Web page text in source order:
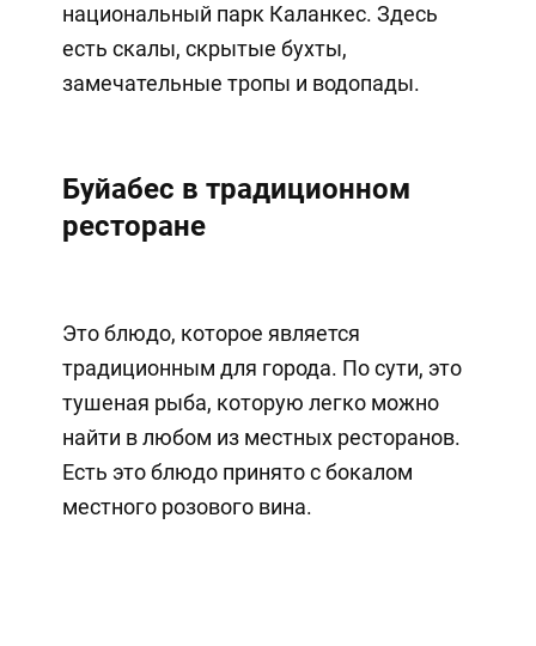
национальный парк Каланкес. Здесь
есть скалы, скрытые бухты,
замечательные тропы и водопады.
Буйабес в традиционном
ресторане
Это блюдо, которое является
традиционным для города. По сути, это
тушеная рыба, которую легко можно
найти в любом из местных ресторанов.
Есть это блюдо принято с бокалом
местного розового вина.